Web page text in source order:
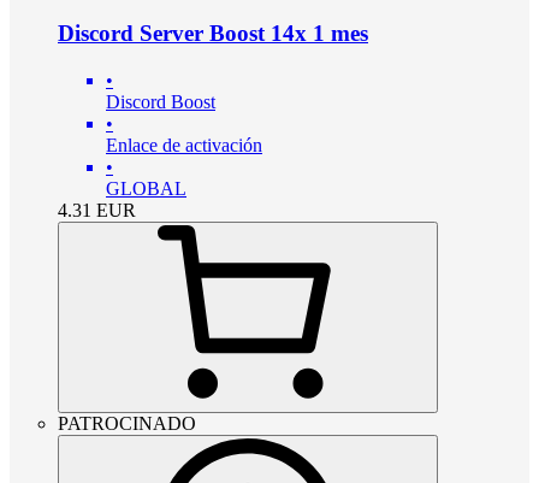
Discord Server Boost 14x 1 mes
•
Discord Boost
•
Enlace de activación
•
GLOBAL
4.31 EUR
PATROCINADO